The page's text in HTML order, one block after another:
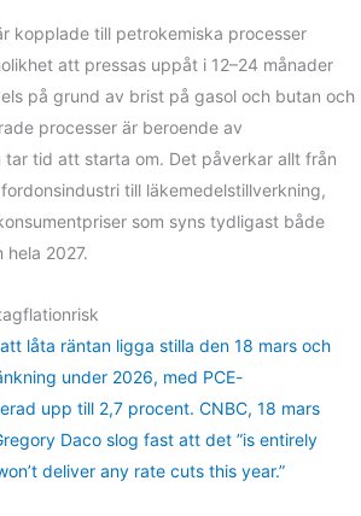
kopplade till petrokemiska processer
att pressas uppåt i 12–24 månader
på grund av brist på gasol och butan och
processer är beroende av
tar tid att starta om. Det påverkar allt från
till läkemedelstillverkning,
som syns tydligast både
hela 2027.
låta räntan ligga stilla den 18 mars och
under 2026, med PCE-
upp till 2,7 procent. CNBC, 18 mars
Daco slog fast att det ”is entirely
deliver any rate cuts this year.”